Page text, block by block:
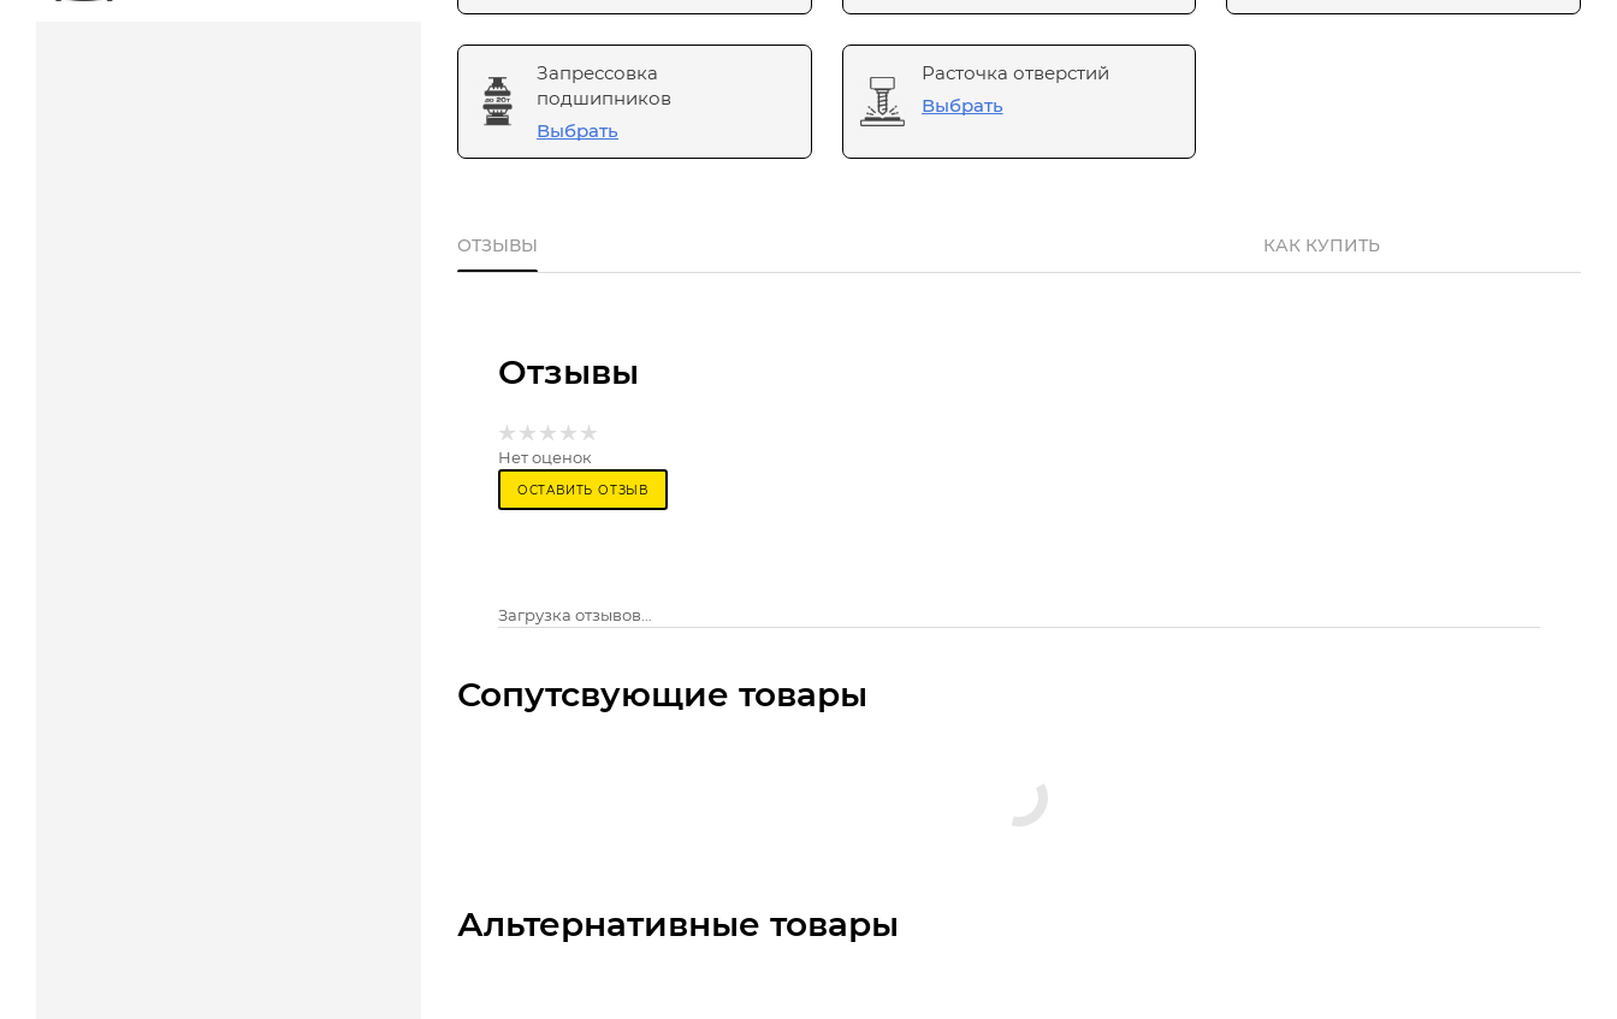
Запрессовка
подшипников
Выбрать
Расточка отверстий
Выбрать
ОТЗЫВЫ КАК КУПИТЬ
Отзывы
Нет оценок
ОСТАВИТЬ ОТЗЫВ
Загрузка отзывов...
Сопутсвующие товары
Альтернативные товары